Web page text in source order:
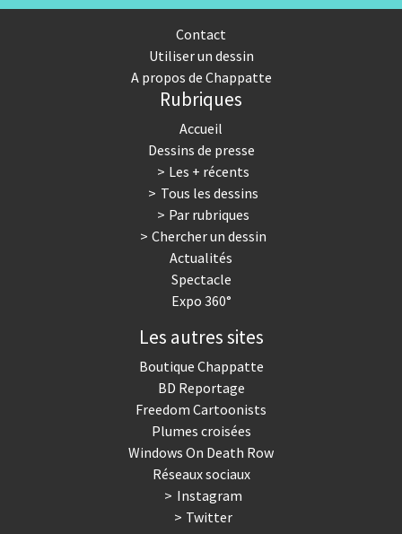
Contact
Utiliser un dessin
A propos de Chappatte
Rubriques
Accueil
Dessins de presse
Les + récents
Tous les dessins
Par rubriques
Chercher un dessin
Actualités
Spectacle
Expo 360°
Les autres sites
Boutique Chappatte
BD Reportage
Freedom Cartoonists
Plumes croisées
Windows On Death Row
Réseaux sociaux
Instagram
Twitter